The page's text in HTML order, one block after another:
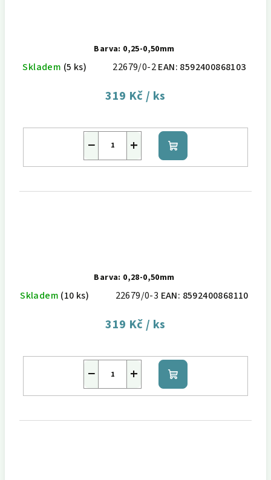
Barva: 0,25-0,50mm
Skladem (5 ks) 22679/0-2EAN: 8592400868103
319 Kč/ ks
+
− Do
košíku
Barva: 0,28-0,50mm
Skladem (10 ks) 22679/0-3 EAN: 8592400868110
319 Kč/ ks
+
− Do
košíku